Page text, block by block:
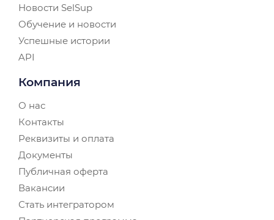
Новости SelSup
Обучение и новости
Успешные истории
API
Компания
О нас
Контакты
Реквизиты и оплата
Документы
Публичная оферта
Вакансии
Стать интегратором